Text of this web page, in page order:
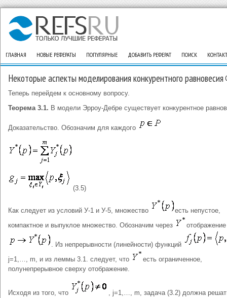
ГЛАВНАЯ НОВЫЕ РЕФЕРАТЫ ПОПУЛЯРНЫЕ ДОБАВИТЬ РЕФЕРАТ ПОИСК
Некоторые аспекты моделирования конкурентного равновесия
Теперь перейдем к основному вопросу.
Теорема 3.1. В модели Эрроу-Дебре существует конкурентное
Доказательство. Обозначим для каждого
(3.5)
Как следует из условий У‑1 и У‑5, множество
есть непустое,
компактное и выпуклое множество. Обозначим через
отображение
. Из непрерывности (линейности) функций
j=1,…, m, и из леммы 3.1. следует, что
есть ограниченное,
полунепрерывное сверху отображение.
Исходя из того, что
, j=1,…, m, задача (3.2) должна